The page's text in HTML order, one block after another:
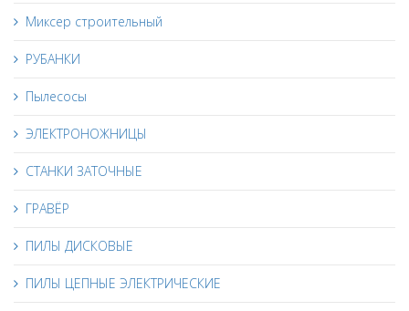
Миксер строительный
РУБАНКИ
Пылесосы
ЭЛЕКТРОНОЖНИЦЫ
СТАНКИ ЗАТОЧНЫЕ
ГРАВЁР
ПИЛЫ ДИСКОВЫЕ
ПИЛЫ ЦЕПНЫЕ ЭЛЕКТРИЧЕСКИЕ